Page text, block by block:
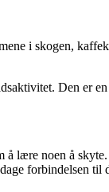
i skogen,
Den er
lære noen å
forbindelsen til